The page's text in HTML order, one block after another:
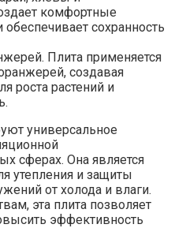
комфортные
сохранность
Плита применяется
создавая
роста растений и
универсальное
сферах. Она является
утепления и защиты
от холода и влаги.
эта плита позволяет
эффективность